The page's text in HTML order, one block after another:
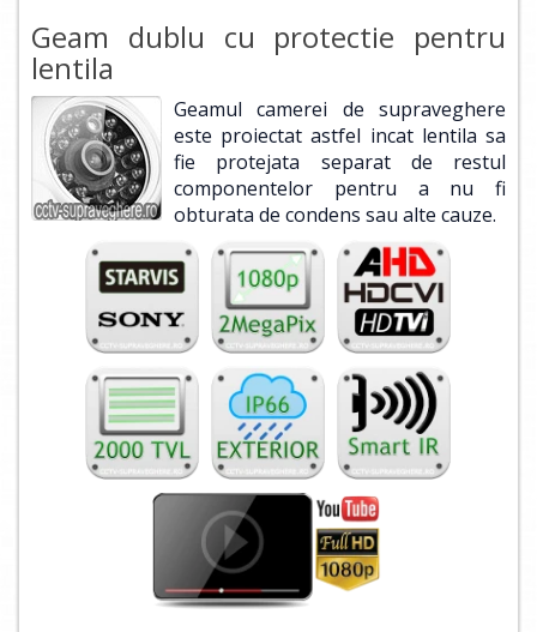
Geam dublu cu protectie pentru
lentila
Geamul camerei de supraveghere
este proiectat astfel incat lentila sa
fie protejata separat de restul
componentelor pentru a nu fi
obturata de condens sau alte cauze.